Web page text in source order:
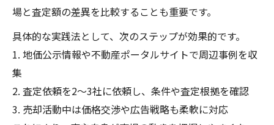
場と査定額の差異を比較することも重要です。
具体的な実践法として、次のステップが効果的です。
1. 地価公示情報や不動産ポータルサイトで周辺事例を収
集
2. 査定依頼を2〜3社に依頼し、条件や査定根拠を確認
3. 売却活動中は価格交渉や広告戦略も柔軟に対応